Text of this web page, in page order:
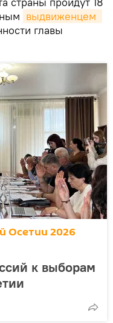
главы
Осетии 2026
к выборам